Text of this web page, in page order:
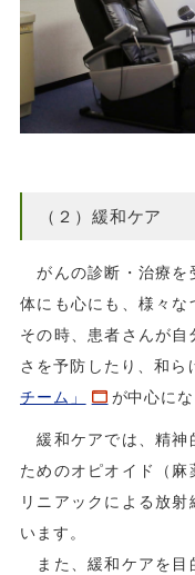
（２）緩和ケア
がんの診断・治療を
体にも心にも、様々な
その時、患者さんが
さを予防したり、和ら
チーム」
が中心に
緩和ケアでは、精神
ためのオピオイド（麻
リニアックによる放
います。
また、緩和ケアを目